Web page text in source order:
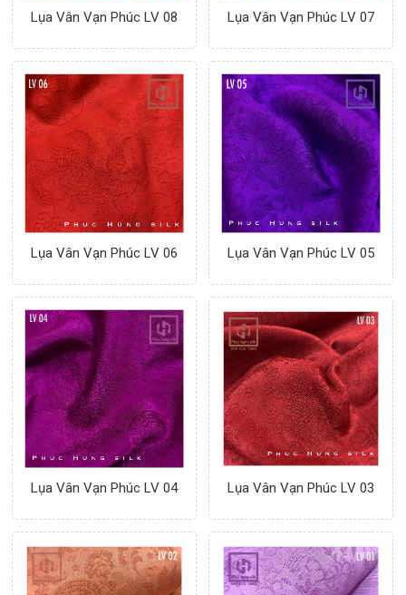
Lụa Vân Vạn Phúc LV 08 Lụa Vân Vạn Phúc LV 07
Lụa Vân Vạn Phúc LV 06 Lụa Vân Vạn Phúc LV 05
Lụa Vân Vạn Phúc LV 04 Lụa Vân Vạn Phúc LV 03